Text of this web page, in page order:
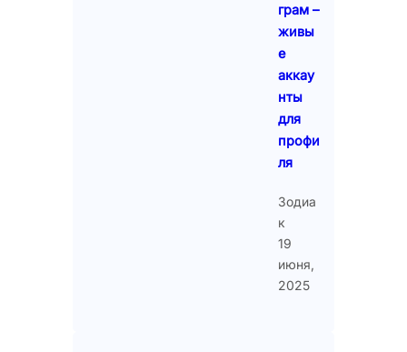
грам –
живы
е
аккау
нты
для
профи
ля
Зодиа
к
19
июня,
2025